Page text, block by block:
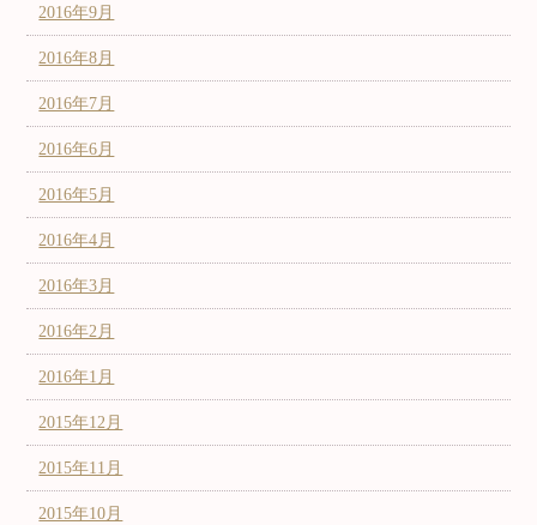
2016年9月
2016年8月
2016年7月
2016年6月
2016年5月
2016年4月
2016年3月
2016年2月
2016年1月
2015年12月
2015年11月
2015年10月